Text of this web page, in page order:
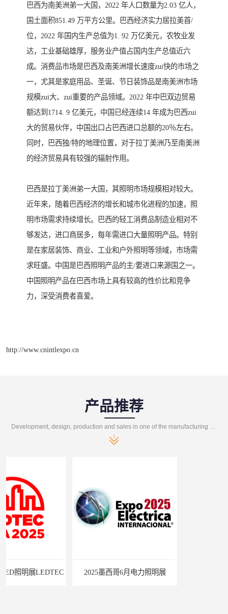
巴西为南美洲弟一大国，2022 年人口数量为2.03 亿人，
国土面积851.49 万平方公里。巴西经济实力居拉美首/
位，2022 年国内生产总值为1. 92 万亿美元，农牧业发
达，工业基础雄厚，服务业产值占国内生产总值近六
成。消费品市场是巴西及南美洲增长速度zui快的市场之
一，尤其是家庭用品、圣诞、节日装饰品是南美洲市场
规模zui大、zui重要的产品领域。2022 年中巴双边贸易
额达到1714. 9 亿美元，中国已经连续14 年成为巴西zui
大的贸易伙伴，中国出口占巴西进口总额的20％左右。
同时，巴西独/特的地理位置，对于拉丁美洲乃至南美洲
的经济贸易具有较强的辐射作用。
巴西是拉丁美洲弟一大国，其照明市场规模相对较大。
近年来，随着巴西经济的增长和城市化进程的加速，照
明市场需求持续增长。巴西的轻工消费品制造业相对不
够发达，进口商居多，每年需进口大量照明产品。特别
是在家居装饰、商业、工业和户外照明等领域，市场需
求旺盛。中国是巴西照明产品的主/要进口来源国之一。
中国照明产品在巴西市场上具有较高的性价比和竞争
力，深受消费者喜爱。
http://www.cnintlexpo.cn
产品推荐
2025墨西哥6月电力照明展